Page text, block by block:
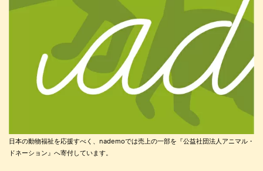
日本の動物福祉を応援すべく、nademoでは売上の一部を『公益社団法人アニマル・
ドネーション』へ寄付しています。